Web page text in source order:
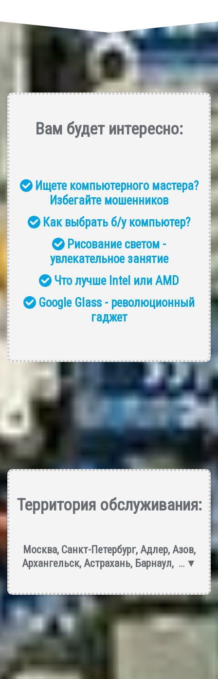
Вам будет интересно:
Ищете компьютерного мастера?
Избегайте мошенников
Как выбрать б/у компьютер?
Рисование светом -
увлекательное занятие
Что лучше Intel или AMD
Google Glass - революционный
гаджет
Территория обслуживания:
Москва, Санкт-Петербург, Адлер, Азов,
Архангельск, Астрахань, Барнаул,